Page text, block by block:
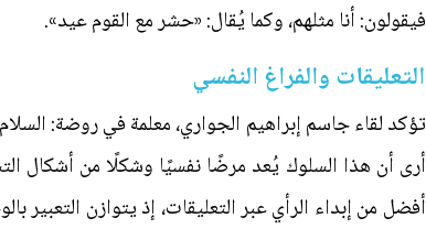
فيقولون: أنا مثلهم، وكما يُقال: «حشر مع القوم عيد».
التعليقات والفراغ النفسي
تؤكد لقاء جاسم إبراهيم الجواري، معلمة في روضة:
أرى أن هذا السلوك يُعد مرضًا نفسيًا وشكلًا من أشكال
أفضل من إبداء الرأي عبر التعليقات، إذ يتوازن